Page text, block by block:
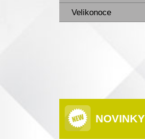
Velikonoce
NOVINKY